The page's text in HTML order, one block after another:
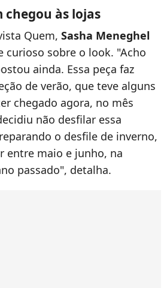
chegou às lojas
Quem, Sasha Meneghel
curioso sobre o look. "Acho
ainda. Essa peça faz
de verão, que teve alguns
chegado agora, no mês
não desfilar essa
o desfile de inverno,
entre maio e junho, na
passado", detalha.